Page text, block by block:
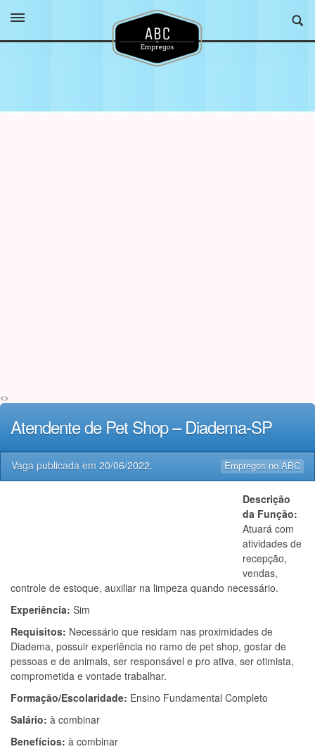
<>
Atendente de Pet Shop – Diadema-SP
Empregos no ABC
Vaga publicada em 20/06/2022.
Descrição
da Função:
Atuará com
atividades de
recepção,
vendas,
controle de estoque, auxiliar na limpeza quando necessário.
Experiência: Sim
Requisitos: Necessário que residam nas proximidades de
Diadema, possuir experiência no ramo de pet shop, gostar de
pessoas e de animais, ser responsável e pro ativa, ser otimista,
comprometida e vontade trabalhar.
Formação/Escolaridade: Ensino Fundamental Completo
Salário: à combinar
Benefícios: à combinar